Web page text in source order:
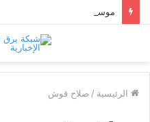
الرئيسية / صلاح قوش